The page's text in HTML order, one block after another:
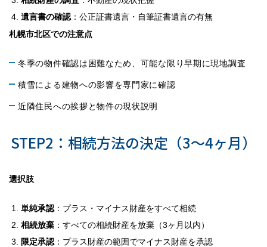
遺言書の確認 ：公正証書遺言・自筆証書遺言の有無
札幌市北区での注意点
冬季の物件確認は困難なため、可能な限り早期に現地調査
積雪による建物への影響を専門家に確認
近隣住民への挨拶と物件の現状説明
STEP2：相続方法の決定（3〜4ヶ月）
選択肢
単純承認 ：プラス・マイナス財産をすべて相続
相続放棄 ：すべての相続財産を放棄（3ヶ月以内）
限定承認 ：プラス財産の範囲でマイナス財産を承認